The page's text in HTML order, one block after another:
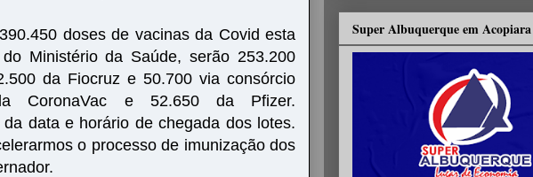
doses de vacinas da Covid esta
Ministério da Saúde, serão 253.200
da Fiocruz e 50.700 via consórcio
CoronaVac e 52.650 da Pfizer.
data e horário de chegada dos lotes.
o processo de imunização dos
Super Albuquerque em Acopiara